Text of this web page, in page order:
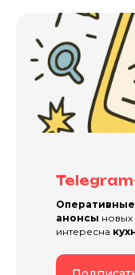
анонсы новых
интересна